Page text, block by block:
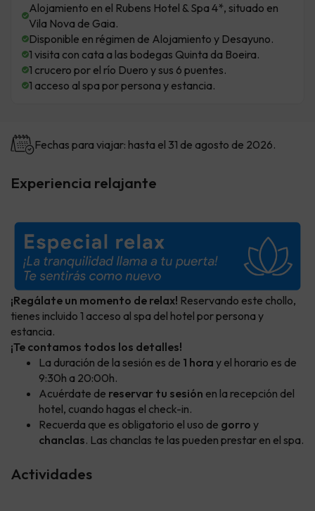
Alojamiento en el Rubens Hotel & Spa 4*, situado en
Vila Nova de Gaia.
Disponible en régimen de Alojamiento y Desayuno.
1 visita con cata a las bodegas Quinta da Boeira.
1 crucero por el río Duero y sus 6 puentes.
1 acceso al spa por persona y estancia.
Fechas para viajar: hasta el 31 de agosto de 2026.
Experiencia relajante
¡Regálate un momento de relax! Reservando este chollo,
tienes incluido 1 acceso al spa del hotel por persona y
estancia.
¡Te contamos todos los detalles!
La duración de la sesión es de 1 hora y el horario es de
9:30h a 20:00h.
Acuérdate de reservar tu sesión en la recepción del
hotel, cuando hagas el check-in.
Recuerda que es obligatorio el uso de gorro y
chanclas. Las chanclas te las pueden prestar en el spa.
Actividades